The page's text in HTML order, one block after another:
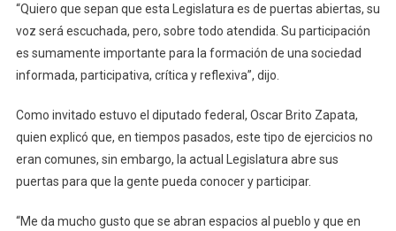
“Quiero que sepan que esta Legislatura es de puertas abiertas, su
voz será escuchada, pero, sobre todo atendida. Su participación
es sumamente importante para la formación de una sociedad
informada, participativa, crítica y reflexiva”, dijo.
Como invitado estuvo el diputado federal, Oscar Brito Zapata,
quien explicó que, en tiempos pasados, este tipo de ejercicios no
eran comunes, sin embargo, la actual Legislatura abre sus
puertas para que la gente pueda conocer y participar.
“Me da mucho gusto que se abran espacios al pueblo y que en